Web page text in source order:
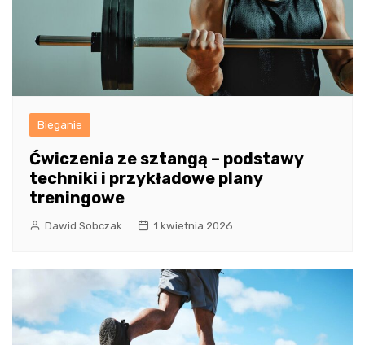
Bieganie
Ćwiczenia ze sztangą – podstawy
techniki i przykładowe plany
treningowe
Dawid Sobczak 1 kwietnia 2026